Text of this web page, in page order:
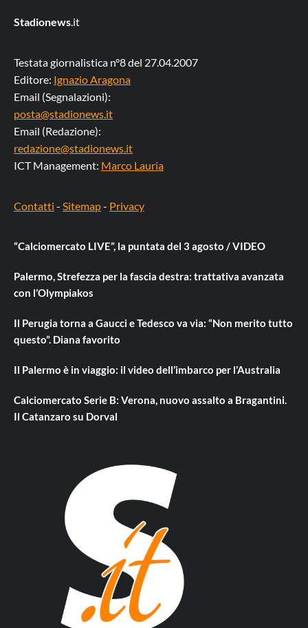
Stadionews.it
Testata giornalistica n°8 del 27.04.2007
Editore: Ignazio Aragona
Email (Segnalazioni):
posta@stadionews.it
Email (Redazione):
redazione@stadionews.it
ICT Management: Marco Lauria
Contatti - Sitemap- Privacy
“Calciomercato LIVE”, la puntata del 3 agosto / VIDEO
Palermo, Strefezza per la fascia destra: trattativa avanzata
con l’Olympiakos
Il Perugia torna a Gaucci e Tedesco va via: “Non merito tutto
questo”. Diana favorito
Il Palermo è in viaggio: il video dell’imbarco per l’Australia
Calciomercato Serie B: Verona, nuovo assalto a Bragantini.
Il Catanzaro su Dorval